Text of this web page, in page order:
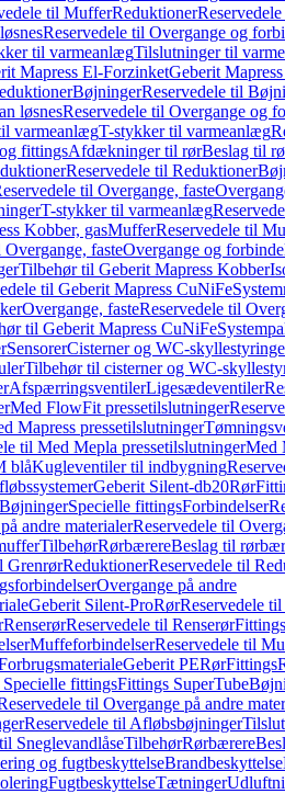
til MufferReduktioner
Reservedele til Overgange og
til varmeanlægTilslutninger til
Mapress El-ForzinketGeberit
BøjningerReservedele til
løsnesReservedele til Overgange og
varmeanlægT-stykker til varmeanlæg
fittingsAfdækninger til rørBeslag til
Reservedele til Reduktioner
til Overgange, faste
T-stykker til varmeanlæg
Kobber, gasMufferReservedele til
fasteOvergange og
Tilbehør til Geberit Mapress Kobber
til Geberit Mapress CuNiFe
Overgange, fasteReservedele til
til Geberit Mapress CuNiFe
SensorerCisterner og WC-
Tilbehør til cisterner og WC-
AfspærringsventilerLigesædeventiler
Med FlowFit pressetilslutninger
Mapress pressetilslutninger
til Med Mepla pressetilslutningerMed
blåKugleventiler til indbygning
Geberit Silent-db20Rør
BøjningerSpecielle fittingsForbindelser
andre materialerReservedele til
TilbehørRørbærereBeslag til
GrenrørReduktionerReservedele til
Overgange på andre
Geberit Silent-ProRørReservedele
RenserørReservedele til Renserør
MuffeforbindelserReservedele til
Geberit PERørFittings
fittingsFittings SuperTube
til Overgange på andre
Reservedele til Afløbsbøjninger
SneglevandlåseTilbehørRørbærere
og fugtbeskyttelseBrandbeskyttelse
FugtbeskyttelseTætninger